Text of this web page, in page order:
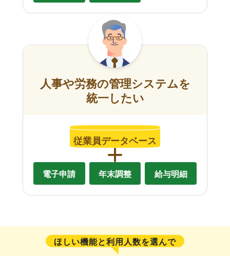
人事や労務の管理システムを
統一したい
従業員データベース
電子申請 年末調整 給与明細
ほしい機能と利用人数を選んで